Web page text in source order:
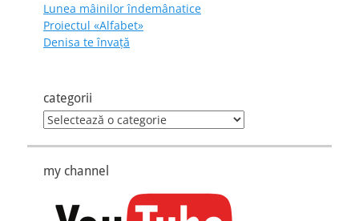
Lunea mâinilor îndemânatice
Proiectul «Alfabet»
Denisa te învaţă
categorii
categorii
my channel